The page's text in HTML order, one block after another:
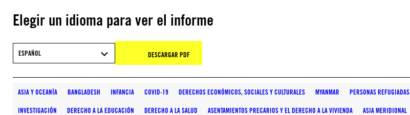
Elegir un idioma para ver el informe
ESPAÑOL DESCARGAR PDF
ASIA Y OCEANÍA BANGLADESH INFANCIA COVID-19 DERECHOS ECONÓMICOS, SOCIALES Y CULTURALES MYANMAR PERSONAS REFUGIADAS
INVESTIGACIÓN DERECHO A LA EDUCACIÓN DERECHO A LA SALUD ASENTAMIENTOS PRECARIOS Y EL DERECHO A LA VIVIENDA ASIA MERIDIONAL